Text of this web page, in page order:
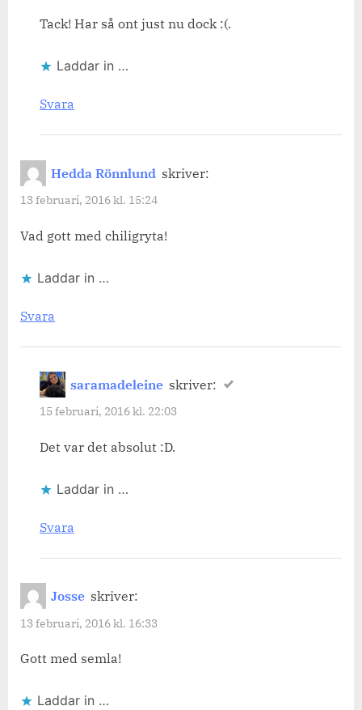
Tack! Har så ont just nu dock :(.
Laddar in …
Svara
Hedda Rönnlund skriver:
13 februari, 2016 kl. 15:24
Vad gott med chiligryta!
Laddar in …
Svara
saramadeleine skriver:
15 februari, 2016 kl. 22:03
Det var det absolut :D.
Laddar in …
Svara
Josse skriver:
13 februari, 2016 kl. 16:33
Gott med semla!
Laddar in …